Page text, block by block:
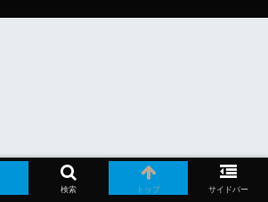
検索 トップ サイドバー